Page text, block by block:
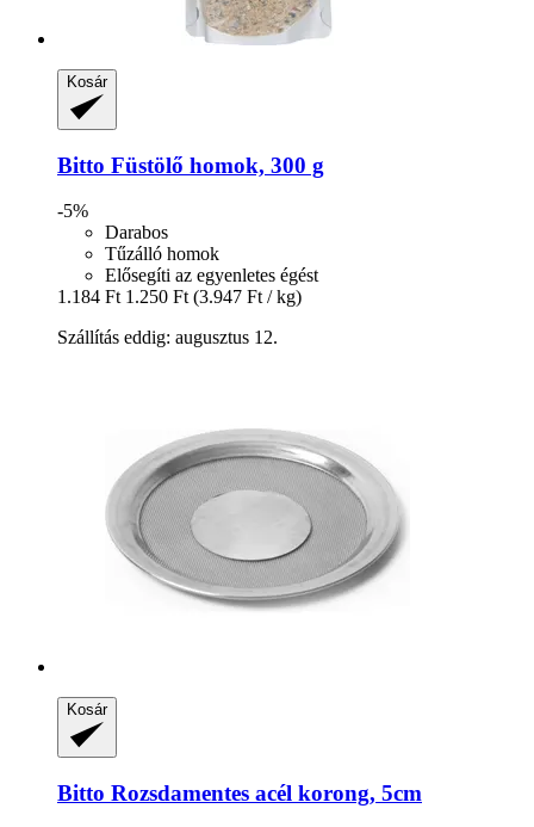
Kosár
Bitto Füstölő homok, 300 g
-5%
Darabos
Tűzálló homok
Elősegíti az egyenletes égést
1.184 Ft 1.250 Ft (3.947 Ft / kg)
Szállítás eddig: augusztus 12.
Kosár
Bitto Rozsdamentes acél korong, 5cm